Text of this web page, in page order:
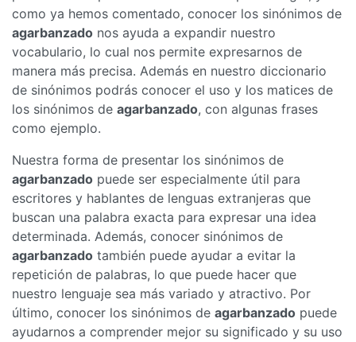
como ya hemos comentado, conocer los sinónimos de
agarbanzado nos ayuda a expandir nuestro
vocabulario, lo cual nos permite expresarnos de
manera más precisa. Además en nuestro diccionario
de sinónimos podrás conocer el uso y los matices de
los sinónimos de agarbanzado, con algunas frases
como ejemplo.
Nuestra forma de presentar los sinónimos de
agarbanzado puede ser especialmente útil para
escritores y hablantes de lenguas extranjeras que
buscan una palabra exacta para expresar una idea
determinada. Además, conocer sinónimos de
agarbanzado también puede ayudar a evitar la
repetición de palabras, lo que puede hacer que
nuestro lenguaje sea más variado y atractivo. Por
último, conocer los sinónimos de agarbanzado puede
ayudarnos a comprender mejor su significado y su uso